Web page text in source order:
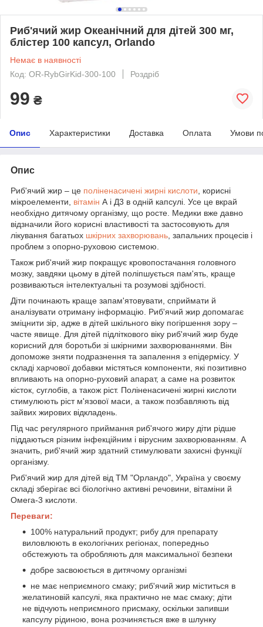
Риб'ячий жир Океанічний для дітей 300 мг,
блістер 100 капсул, Orlando
Немає в наявності
Код: OR-RybGirKid-300-100
Роздріб
99 ₴
Опис Характеристики Доставка Оплата Умови
Опис
Риб'ячий жир – це поліненасичені жирні кислоти , корисні
мікроелементи, вітамін А і Д3 в одній капсулі. Усе це вкрай
необхідно дитячому організму, що росте. Медики вже давно
відзначили його корисні властивості та застосовують для
лікування багатьох шкірних захворювань , запальних процесів і
проблем з опорно-руховою системою.
Також риб'ячий жир покращує кровопостачання головного
мозку, завдяки цьому в дітей поліпшується пам'ять, краще
розвиваються інтелектуальні та розумові здібності.
Діти починають краще запам'ятовувати, сприймати й
аналізувати отриману інформацію. Риб'ячий жир допомагає
зміцнити зір, адже в дітей шкільного віку погіршення зору –
часте явище. Для дітей підліткового віку риб'ячий жир буде
корисний для боротьби зі шкірними захворюваннями. Він
допоможе зняти подразнення та запалення з епідермісу. У
складі харчової добавки містяться компоненти, які позитивно
впливають на опорно-руховий апарат, а саме на розвиток
кісток, суглобів, а також ріст. Поліненасичені жирні кислоти
стимулюють ріст м'язової маси, а також позбавляють від
зайвих жирових відкладень.
Під час регулярного приймання риб'ячого жиру діти рідше
піддаються різним інфекційним і вірусним захворюванням. А
значить, риб'ячий жир здатний стимулювати захисні функції
організму.
Риб'ячий жир для дітей від ТМ "Орландо", Україна у своєму
складі зберігає всі біологічно активні речовини, вітаміни й
Омега-3 кислоти.
Переваги:
100% натуральний продукт; рибу для препарату
виловлюють в екологічних регіонах, попередньо
обстежують та обробляють для максимальної безпеки
добре засвоюється в дитячому організмі
не має неприємного смаку; риб'ячий жир міститься в
желатиновій капсулі, яка практично не має смаку; діти
не відчують неприємного присмаку, оскільки запивши
капсулу рідиною, вона розчиняється вже в шлунку